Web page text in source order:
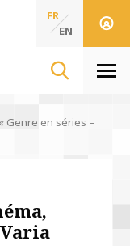
l'Information & de
Sciences
FR
EN
« Genre en séries –